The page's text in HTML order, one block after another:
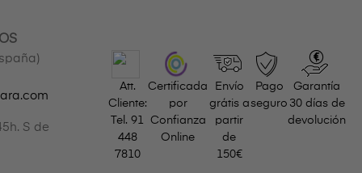
S de
Att.
Cliente:
Tel.91
448
7810
Certificada
por
Confianza
Online
Envío
grátis a
partir
de
150€
Pago
seguro
Garantía
30 días de
devolución